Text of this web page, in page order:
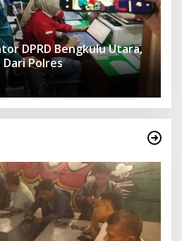
DPRD Bengkulu Utara,
Polres